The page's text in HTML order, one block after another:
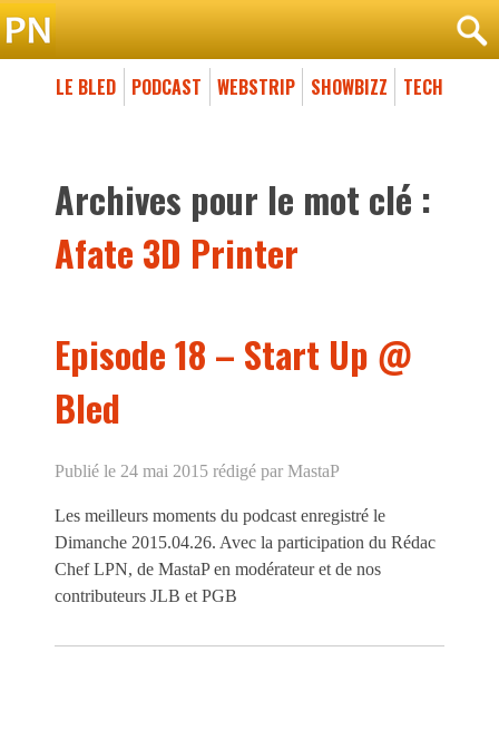
LE BLED PODCAST WEBSTRIP SHOWBIZZ TECH
Archives pour le mot clé :
Afate 3D Printer
Episode 18 – Start Up @
Bled
Publié le 24 mai 2015 rédigé par MastaP
Les meilleurs moments du podcast enregistré le
Dimanche 2015.04.26. Avec la participation du Rédac
Chef LPN, de MastaP en modérateur et de nos
contributeurs JLB et PGB